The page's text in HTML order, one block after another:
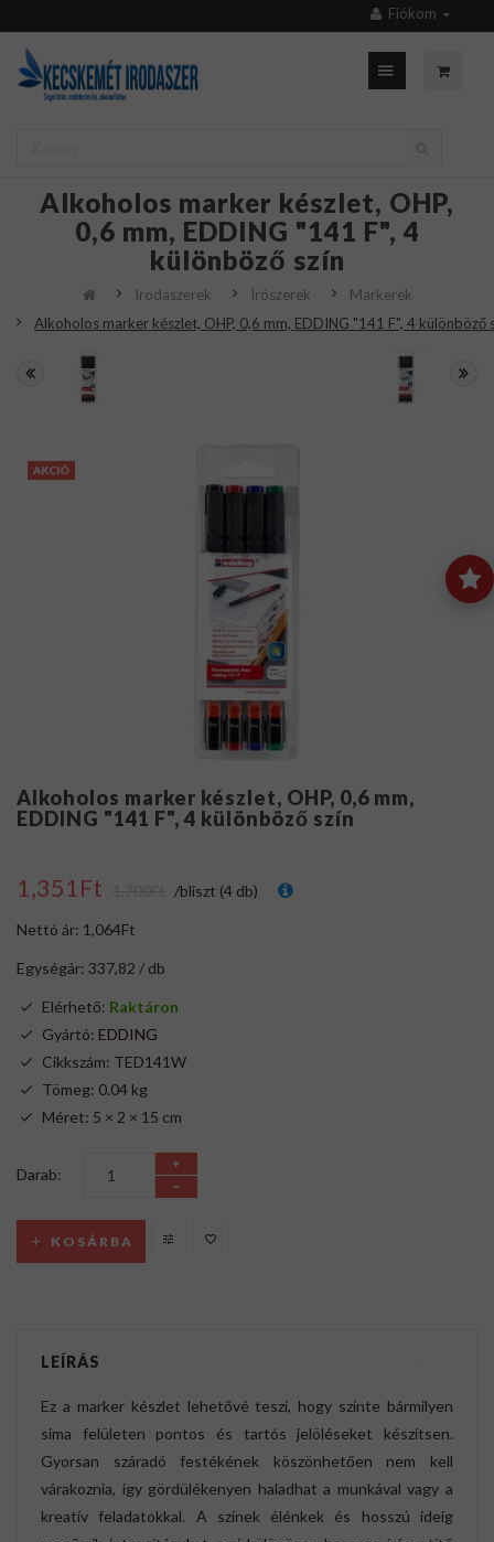
Fiókom
Alkoholos marker készlet, OHP,
0,6 mm, EDDING "141 F", 4
különböző szín
Irodaszerek Írószerek
Markerek
Alkoholos marker készlet, OHP, 0,6 mm, EDDING "141 F", 4 különböző
AKCIÓ
Alkoholos marker készlet, OHP, 0,6 mm,
EDDING "141 F", 4 különböző szín
1,351Ft /bliszt (4 db)
Nettó ár: 1,064Ft
Egységár: 337,82 / db
Elérhető: Raktáron
Gyártó: EDDING
Cikkszám: TED141W
Tömeg: 0.04 kg
Méret: 5 × 2 × 15 cm
Darab:
KOSÁRBA
LEÍRÁS
Ez a marker készlet lehetővé teszi, hogy szinte bármilyen
sima felületen pontos és tartós jelöléseket készítsen.
Gyorsan száradó festékének köszönhetően nem kell
várakoznia, így gördülékenyen haladhat a munkával vagy a
kreatív feladatokkal. A színek élénkek és hosszú ideig